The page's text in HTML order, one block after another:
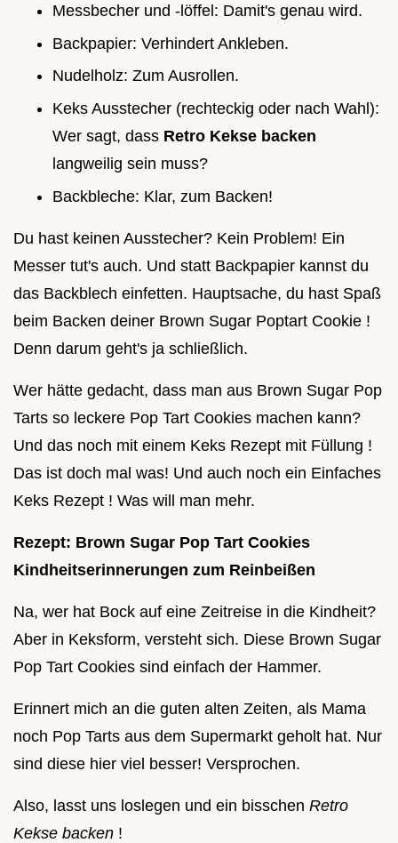
Messbecher und -löffel: Damit's genau wird.
Backpapier: Verhindert Ankleben.
Nudelholz: Zum Ausrollen.
Keks Ausstecher (rechteckig oder nach Wahl):
Wer sagt, dass Retro Kekse backen
langweilig sein muss?
Backbleche: Klar, zum Backen!
Du hast keinen Ausstecher? Kein Problem! Ein
Messer tut's auch. Und statt Backpapier kannst du
das Backblech einfetten. Hauptsache, du hast Spaß
beim Backen deiner Brown Sugar Poptart Cookie !
Denn darum geht's ja schließlich.
Wer hätte gedacht, dass man aus Brown Sugar Pop
Tarts so leckere Pop Tart Cookies machen kann?
Und das noch mit einem Keks Rezept mit Füllung !
Das ist doch mal was! Und auch noch ein Einfaches
Keks Rezept ! Was will man mehr.
Rezept: Brown Sugar Pop Tart Cookies
Kindheitserinnerungen zum Reinbeißen
Na, wer hat Bock auf eine Zeitreise in die Kindheit?
Aber in Keksform, versteht sich. Diese Brown Sugar
Pop Tart Cookies sind einfach der Hammer.
Erinnert mich an die guten alten Zeiten, als Mama
noch Pop Tarts aus dem Supermarkt geholt hat. Nur
sind diese hier viel besser! Versprochen.
Also, lasst uns loslegen und ein bisschen Retro
Kekse backen !